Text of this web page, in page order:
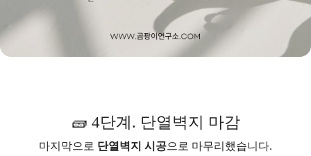
🧱 4단계. 단열벽지 마감
마지막으로 단열벽지 시공으로 마무리했습니다.